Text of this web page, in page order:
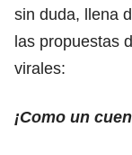
sin duda, llena
las propuestas
virales:
¡Como un